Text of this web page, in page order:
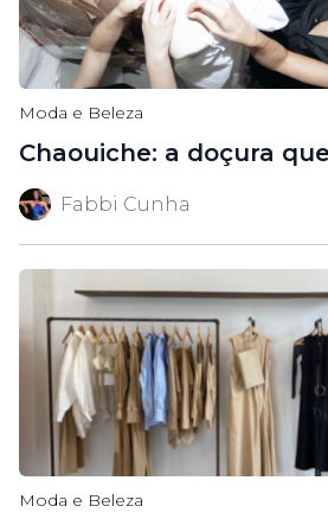
Moda e Beleza
Chaouiche: a doçura
Fabbi Cunha
Moda e Beleza